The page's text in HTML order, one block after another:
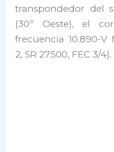
transpondedor del
(30º Oeste), el
frecuencia 10.890-V
2, SR 27500, FEC 3/4).